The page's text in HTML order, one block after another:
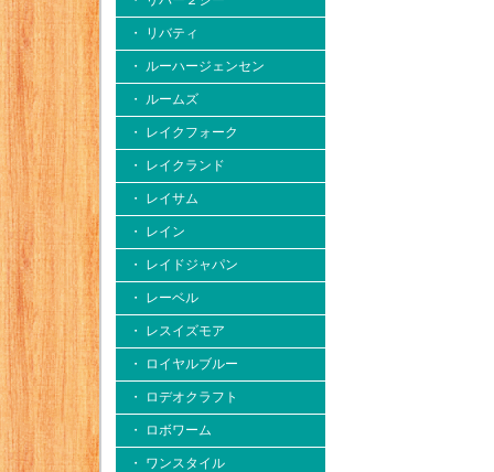
・ リバティ
・ ルーハージェンセン
・ ルームズ
・ レイクフォーク
・ レイクランド
・ レイサム
・ レイン
・ レイドジャパン
・ レーベル
・ レスイズモア
・ ロイヤルブルー
・ ロデオクラフト
・ ロボワーム
・ ワンスタイル